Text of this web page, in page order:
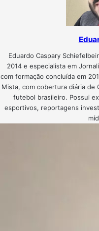
Eduardo Caspary
2014 e especialista em
com formação concluída em
Mista, com cobertura diária de
futebol brasileiro. Possui
esportivos, reportagens